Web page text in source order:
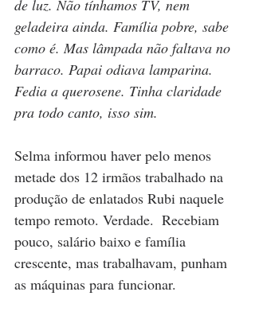
de luz. Não tínhamos TV, nem
geladeira ainda. Família pobre, sabe
como é. Mas lâmpada não faltava no
barraco. Papai odiava lamparina.
Fedia a querosene. Tinha claridade
pra todo canto, isso sim.
Selma informou haver pelo menos
metade dos 12 irmãos trabalhado na
produção de enlatados Rubi naquele
tempo remoto. Verdade.  Recebiam
pouco, salário baixo e família
crescente, mas trabalhavam, punham
as máquinas para funcionar.